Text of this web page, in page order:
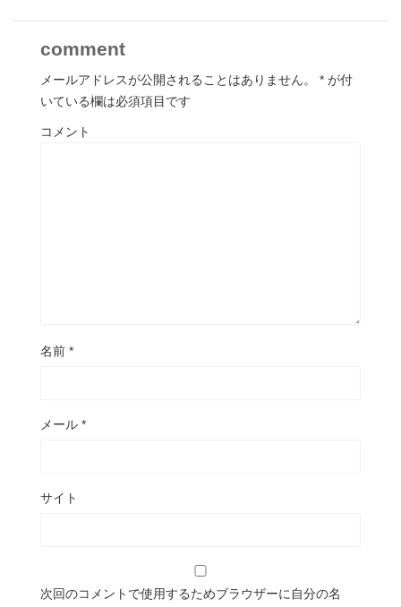
comment
メールアドレスが公開されることはありません。 * が付
いている欄は必須項目です
コメント
名前 *
メール *
サイト
次回のコメントで使用するためブラウザーに自分の名